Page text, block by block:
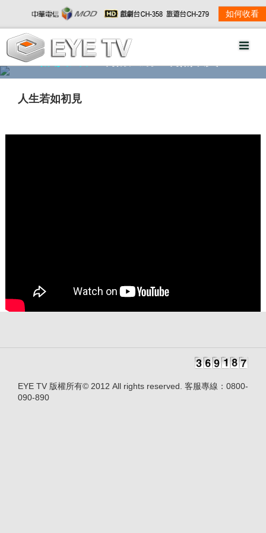
如何收看
精彩影音 劇情大綱
人生若如初見
EYE TV 版權所有© 2012 All rights reserved. 客服專線：0800-
090-890